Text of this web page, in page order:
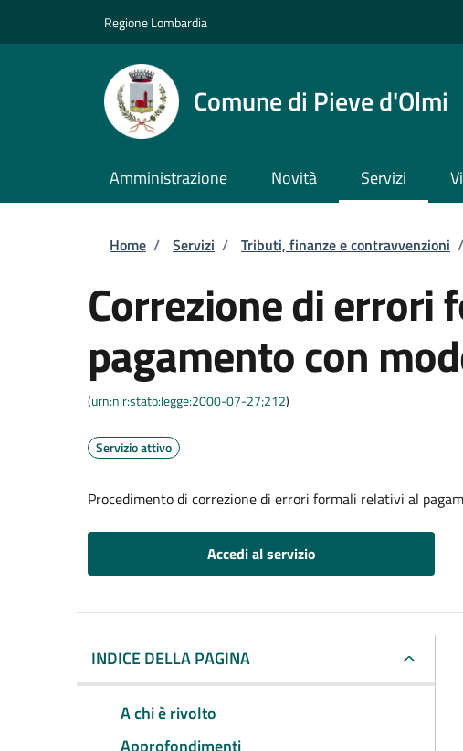
Regione Lombardia
Comune di Pieve d'Olmi
Amministrazione Novità Servizi
Briciole di pane
Home / Servizi / Tributi, finanze e contravvenzioni /
Correzione di errori
pagamento con
(urn:nir:stato:legge:2000-07-27;212)
Servizio attivo
Procedimento di correzione di errori formali relativi al
Accedi al servizio
INDICE DELLA PAGINA
A chi è rivolto
Approfondimenti